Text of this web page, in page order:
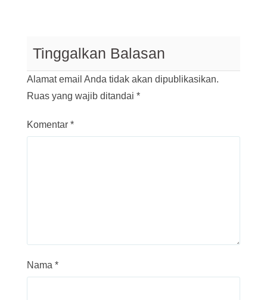
Tinggalkan Balasan
Alamat email Anda tidak akan dipublikasikan.
Ruas yang wajib ditandai *
Komentar *
Nama *